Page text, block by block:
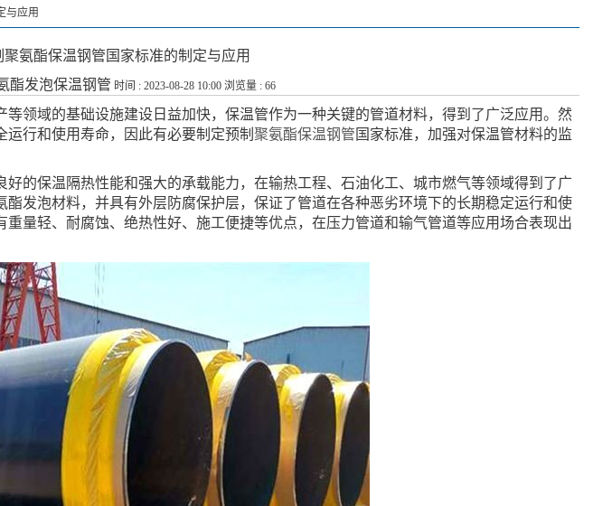
与应用
聚氨酯保温钢管国家标准的制定与应用
酯发泡保温钢管 时间 : 2023-08-28 10:00 浏览量 : 66
领域的基础设施建设日益加快，保温管作为一种关键的管道材料，得到了广泛应用。然
运行和使用寿命，因此有必要制定预制聚氨酯保温钢管 国家标准，加强对保温管材料的监
好的保温隔热性能和强大的承载能力，在输热工程、石油化工、城市燃气等领域得到了广
发泡材料，并具有外层防腐保护层，保证了管道在各种恶劣环境下的长期稳定运行和使
量轻、耐腐蚀、绝热性好、施工便捷等优点，在压力管道和输气管道等应用场合表现出